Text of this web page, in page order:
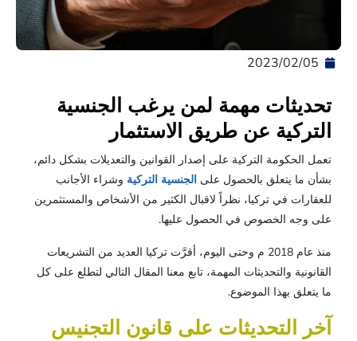
05‏/02‏/2023
تحديثات مهمة لمن يرغب الجنسية
التركية عن طريق الاستثمار
تعمل الحكومة التركية على إصدار القوانين والتعديلات بشكل دائم،
بشأن ما يتعلق بالحصول على الجنسية التركية وشراء الأجانب
للعقارات في تركيا، نظراً لاقبال الكثير من الأشخاص والمستثمرين
على وجه الخصوص في الحصول عليها.
منذ عام 2018 م وحتى اليوم، أقرَّت تركيا العديد من التشريعات
القانونية والتحديثات المهمة، تابع معنا المقال التالي لتطلع على كل
ما يتعلق بهذا الموضوع.
آخر التحديثات على قانون التجنيس